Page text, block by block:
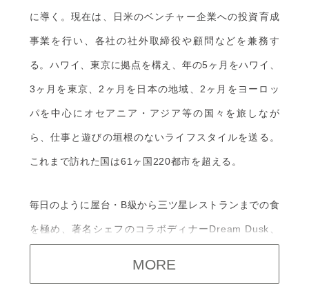
に導く。現在は、日米のベンチャー企業への投資育成
事業を行い、各社の社外取締役や顧問などを兼務す
る。ハワイ、東京に拠点を構え、年の5ヶ月をハワイ、
3ヶ月を東京、2ヶ月を日本の地域、2ヶ月をヨーロッ
パを中心にオセアニア・アジア等の国々を旅しなが
ら、仕事と遊びの垣根のないライフスタイルを送る。
これまで訪れた国は61ヶ国220都市を超える。
毎日のように屋台・B級から三ツ星レストランまでの食
を極め、著名シェフのコラボディナーDream Dusk、